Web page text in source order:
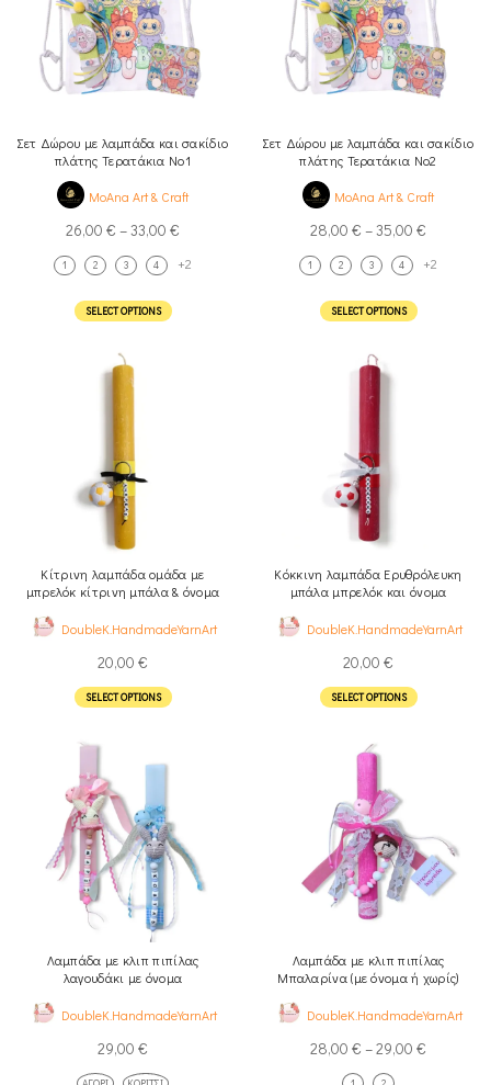
Σετ Δώρου με λαμπάδα και σακίδιο
πλάτης Τερατάκια Νο1
MoAna Art & Craft
26,00 € –33,00 €
1 2 3 4 +2
SELECT OPTIONS
Σετ Δώρου με λαμπάδα και σακίδιο
πλάτης Τερατάκια Νο2
MoAna Art & Craft
28,00 € –35,00 €
1 2 3 4 +2
SELECT OPTIONS
Κίτρινη λαμπάδα ομάδα με
μπρελόκ κίτρινη μπάλα & όνομα
DoubleK.HandmadeYarnArt
20,00 €
SELECT OPTIONS
Κόκκινη λαμπάδα Ερυθρόλευκη
μπάλα μπρελόκ και όνομα
DoubleK.HandmadeYarnArt
20,00 €
SELECT OPTIONS
Λαμπάδα με κλιπ πιπίλας
λαγουδάκι με όνομα
DoubleK.HandmadeYarnArt
29,00 €
Λαμπάδα με κλιπ πιπίλας
Μπαλαρίνα (με όνομα ή χωρίς)
DoubleK.HandmadeYarnArt
28,00 € –29,00 €